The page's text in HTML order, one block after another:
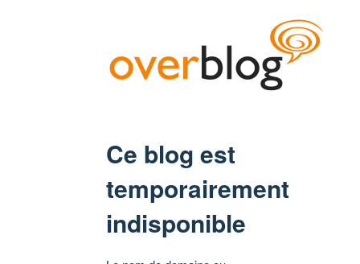
Ce blog est
temporairement
indisponible